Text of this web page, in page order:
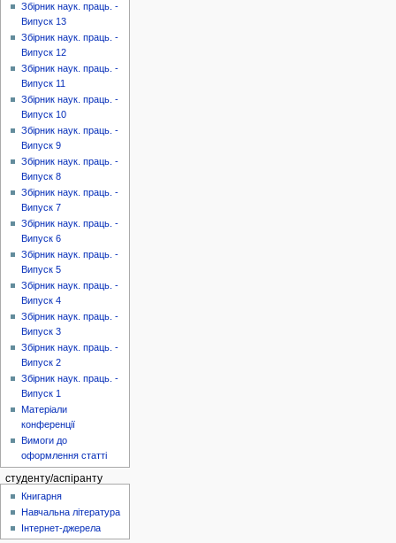
Збірник наук. праць. -
Випуск 13
Збірник наук. праць. -
Випуск 12
Збірник наук. праць. -
Випуск 11
Збірник наук. праць. -
Випуск 10
Збірник наук. праць. -
Випуск 9
Збірник наук. праць. -
Випуск 8
Збірник наук. праць. -
Випуск 7
Збірник наук. праць. -
Випуск 6
Збірник наук. праць. -
Випуск 5
Збірник наук. праць. -
Випуск 4
Збірник наук. праць. -
Випуск 3
Збірник наук. праць. -
Випуск 2
Збірник наук. праць. -
Випуск 1
Матеріали
конференції
Вимоги до
оформлення статті
студенту/аспіранту
Книгарня
Навчальна література
Інтернет-джерела